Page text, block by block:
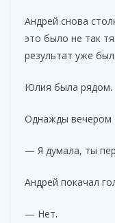
Андрей снова
это было не так
результат уже был.
Юлия была рядом.
Однажды вечером
— Я думала, ты
Андрей покачал
— Нет.